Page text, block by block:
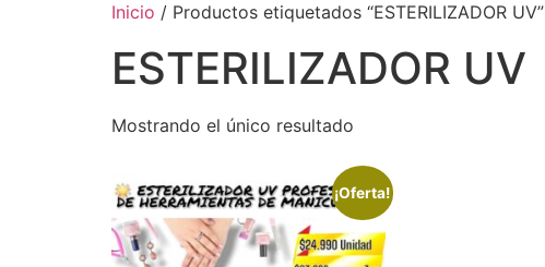
Inicio / Productos etiquetados “ESTERILIZADOR UV”
ESTERILIZADOR UV
Mostrando el único resultado
¡Oferta!